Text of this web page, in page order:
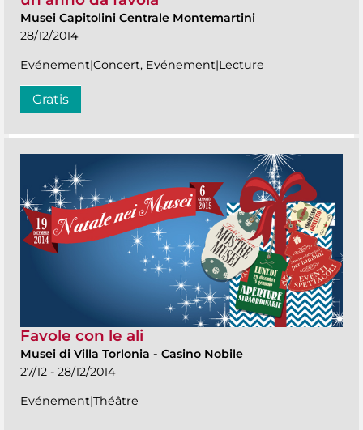
Musei Capitolini Centrale Montemartini
28/12/2014
Evénement|Concert, Evénement|Lecture
Gratis
Favole con le ali
Musei di Villa Torlonia - Casino Nobile
27/12 - 28/12/2014
Evénement|Théâtre